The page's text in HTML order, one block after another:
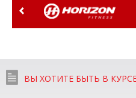
ВЫ ХОТИТЕ БЫТЬ В